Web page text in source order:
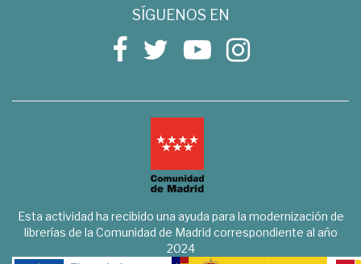
SÍGUENOS EN
Esta actividad ha recibido una ayuda para la modernización de
librerías de la Comunidad de Madrid correspondiente al año
2024